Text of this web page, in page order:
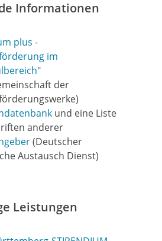
Informationen
plus -
im
"
der
und eine Liste
anderer
(Deutscher
Austausch Dienst)
Leistungen